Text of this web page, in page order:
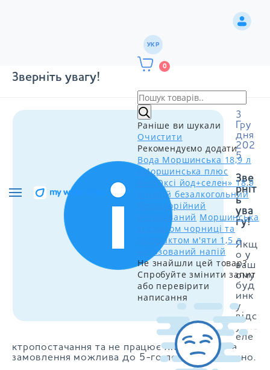
УКР
0
Раніше ви шукали
Очистити
Рекомендуємо додати
Вода Моршинська 18,9 л
«Моршинська плюс
АнтіОксі йод+селен» 18,9
л напій безалкогольний
безкалорійний
негазований Моршинська
зі смаком чорниці та
екстрактом м'яти 1,5 л
негазований напій
Не знайшли цей товар?
Спробуйте змінити запит
або перевірити
написання
Зверніть увагу!
3
Гру
дня
202
5
Зве
рніт
ь
ува
гу!
Якщ
о у
ваш
ому
буд
инк
у
відс
утнє
еле
ктропостачання та не працює ліфт, доставка
замовлення можлива до 5-го поверху включно.